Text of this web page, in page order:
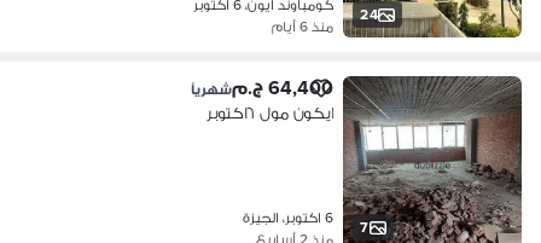
24
كومباوند ايون، 6 اكتوبر
منذ 6 أيام
7
64,400 ج.م شهرياً
ايكون مول ٦اكتوبر
6 اكتوبر، الجيزة
منذ 2 أسابيع